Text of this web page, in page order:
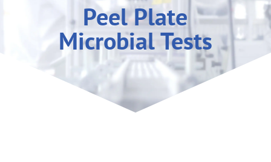
Peel Plate
Microbial Tests